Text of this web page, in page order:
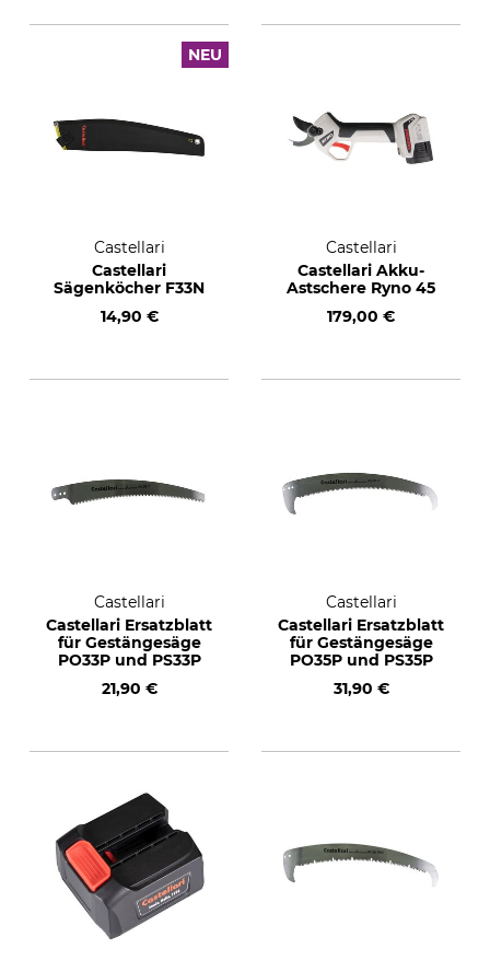
NEU
Castellari
Castellari
Sägenköcher F33N
14,90 €
Castellari
Castellari Akku-
Astschere Ryno 45
179,00 €
Castellari
Castellari Ersatzblatt
für Gestängesäge
PO33P und PS33P
21,90 €
Castellari
Castellari Ersatzblatt
für Gestängesäge
PO35P und PS35P
31,90 €